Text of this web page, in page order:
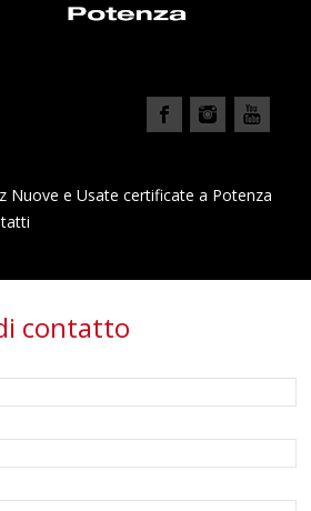
Nuove e Usate certificate a Potenza
contatto